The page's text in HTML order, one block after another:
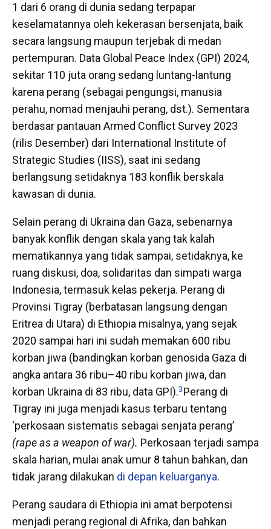
1 dari 6 orang di dunia sedang terpapar
keselamatannya oleh kekerasan bersenjata, baik
secara langsung maupun terjebak di medan
pertempuran. Data Global Peace Index (GPI) 2024,
sekitar 110 juta orang sedang luntang-lantung
karena perang (sebagai pengungsi, manusia
perahu, nomad menjauhi perang, dst.). Sementara
berdasar pantauan Armed Conflict Survey 2023
(rilis Desember) dari International Institute of
Strategic Studies (IISS), saat ini sedang
berlangsung setidaknya 183 konflik berskala
kawasan di dunia.
Selain perang di Ukraina dan Gaza, sebenarnya
banyak konflik dengan skala yang tak kalah
mematikannya yang tidak sampai, setidaknya, ke
ruang diskusi, doa, solidaritas dan simpati warga
Indonesia, termasuk kelas pekerja. Perang di
Provinsi Tigray (berbatasan langsung dengan
Eritrea di Utara) di Ethiopia misalnya, yang sejak
2020 sampai hari ini sudah memakan 600 ribu
korban jiwa (bandingkan korban genosida Gaza di
angka antara 36 ribu–40 ribu korban jiwa, dan
korban Ukraina di 83 ribu, data GPI).3Perang di
Tigray ini juga menjadi kasus terbaru tentang
‘perkosaan sistematis sebagai senjata perang’
(rape as a weapon of war). Perkosaan terjadi sampa
skala harian, mulai anak umur 8 tahun bahkan, dan
tidak jarang dilakukan di depan keluarganya.
Perang saudara di Ethiopia ini amat berpotensi
menjadi perang regional di Afrika, dan bahkan